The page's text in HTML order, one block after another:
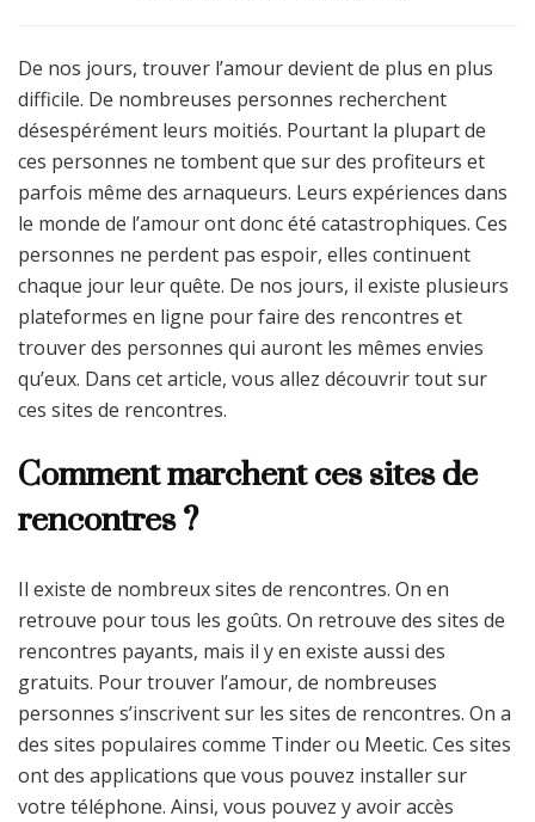
De nos jours, trouver l’amour devient de plus en plus
difficile. De nombreuses personnes recherchent
désespérément leurs moitiés. Pourtant la plupart de
ces personnes ne tombent que sur des profiteurs et
parfois même des arnaqueurs. Leurs expériences dans
le monde de l’amour ont donc été catastrophiques. Ces
personnes ne perdent pas espoir, elles continuent
chaque jour leur quête. De nos jours, il existe plusieurs
plateformes en ligne pour faire des rencontres et
trouver des personnes qui auront les mêmes envies
qu’eux. Dans cet article, vous allez découvrir tout sur
ces sites de rencontres.
Comment marchent ces sites de
rencontres ?
Il existe de nombreux sites de rencontres. On en
retrouve pour tous les goûts. On retrouve des sites de
rencontres payants, mais il y en existe aussi des
gratuits. Pour trouver l’amour, de nombreuses
personnes s’inscrivent sur les sites de rencontres. On a
des sites populaires comme Tinder ou Meetic. Ces sites
ont des applications que vous pouvez installer sur
votre téléphone. Ainsi, vous pouvez y avoir accès